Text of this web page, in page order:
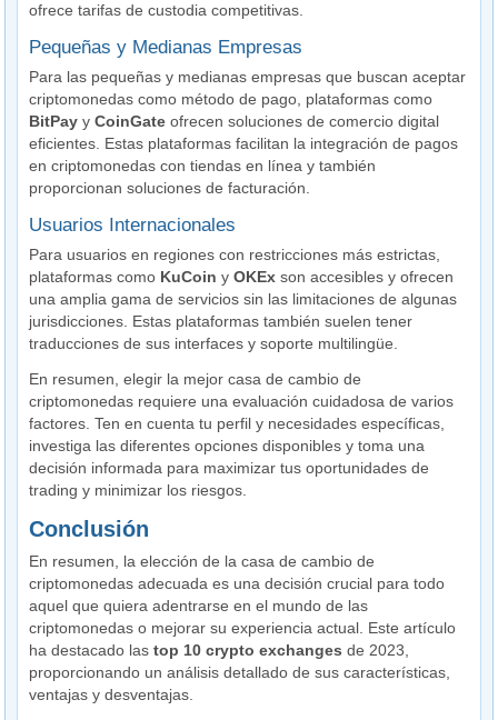
ofrece tarifas de custodia competitivas.
Pequeñas y Medianas Empresas
Para las pequeñas y medianas empresas que buscan aceptar
criptomonedas como método de pago, plataformas como
BitPay yCoinGate ofrecen soluciones de comercio digital
eficientes. Estas plataformas facilitan la integración de pagos
en criptomonedas con tiendas en línea y también
proporcionan soluciones de facturación.
Usuarios Internacionales
Para usuarios en regiones con restricciones más estrictas,
plataformas como KuCoin yOKEx son accesibles y ofrecen
una amplia gama de servicios sin las limitaciones de algunas
jurisdicciones. Estas plataformas también suelen tener
traducciones de sus interfaces y soporte multilingüe.
En resumen, elegir la mejor casa de cambio de
criptomonedas requiere una evaluación cuidadosa de varios
factores. Ten en cuenta tu perfil y necesidades específicas,
investiga las diferentes opciones disponibles y toma una
decisión informada para maximizar tus oportunidades de
trading y minimizar los riesgos.
Conclusión
En resumen, la elección de la casa de cambio de
criptomonedas adecuada es una decisión crucial para todo
aquel que quiera adentrarse en el mundo de las
criptomonedas o mejorar su experiencia actual. Este artículo
ha destacado lastop 10 crypto exchanges de 2023,
proporcionando un análisis detallado de sus características,
ventajas y desventajas.